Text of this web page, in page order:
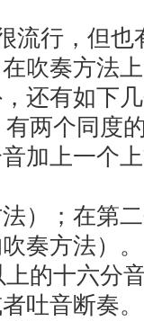
行，但也
吹奏方法
还有如下
两个同度
加上一个
）；在第
吹奏方法）
的十六分
者吐音断奏